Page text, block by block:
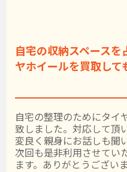
自宅の収納スペースを
ヤホイールを買取して
自宅の整理のためにタイ
致しました。対応して頂
変良く親身にお話しも聞
次回も是非利用させてい
ます。ありがとうござい